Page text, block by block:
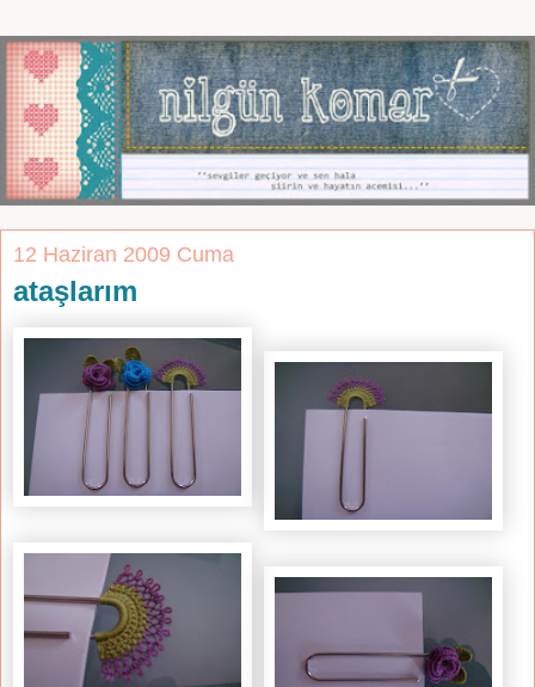
12 Haziran 2009 Cuma
ataşlarım